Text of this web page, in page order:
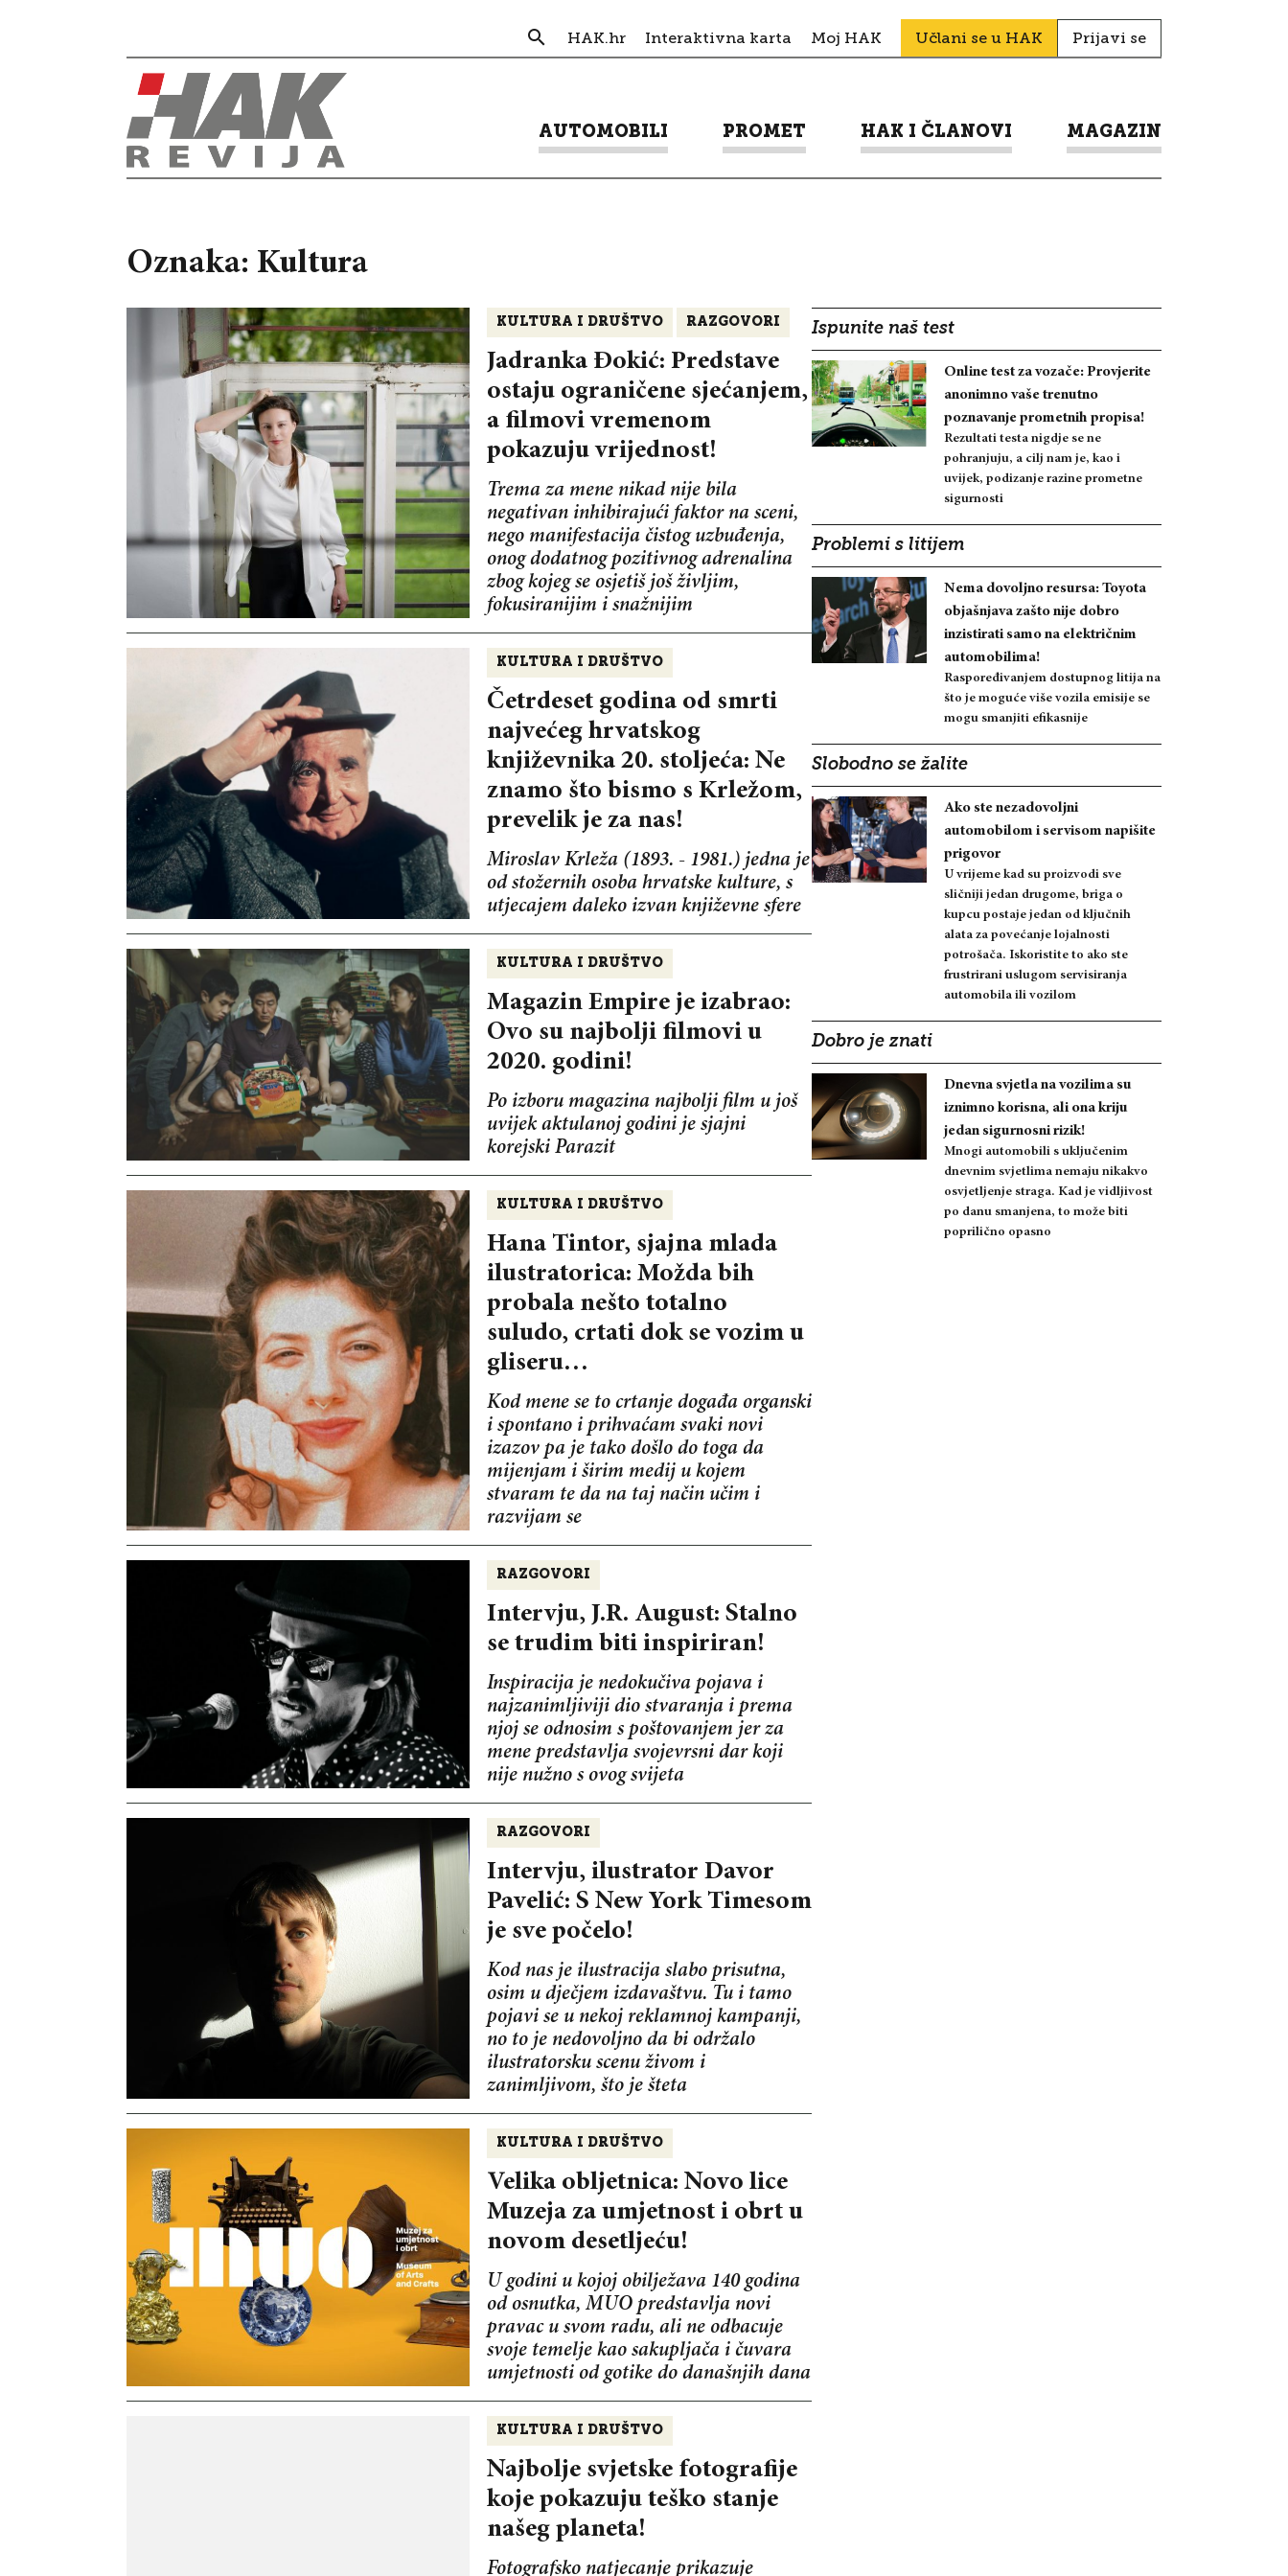
HAK.hr Interaktivna karta Moj HAK Učlani se u HAK Prijavi se
AUTOMOBILI PROMET HAK I ČLANOVI MAGAZIN
Oznaka: Kultura
KULTURA I DRUŠTVO RAZGOVORI
Jadranka Đokić: Predstave
ostaju ograničene sjećanjem,
a filmovi vremenom
pokazuju vrijednost!
Trema za mene nikad nije bila
negativan inhibirajući faktor na sceni,
nego manifestacija čistog uzbuđenja,
onog dodatnog pozitivnog adrenalina
zbog kojeg se osjetiš još življim,
fokusiranijim i snažnijim
KULTURA I DRUŠTVO
Četrdeset godina od smrti
najvećeg hrvatskog
književnika 20. stoljeća: Ne
znamo što bismo s Krležom,
prevelik je za nas!
Miroslav Krleža (1893. - 1981.) jedna je
od stožernih osoba hrvatske kulture, s
utjecajem daleko izvan književne sfere
KULTURA I DRUŠTVO
Magazin Empire je izabrao:
Ovo su najbolji filmovi u
2020. godini!
Po izboru magazina najbolji film u još
uvijek aktulanoj godini je sjajni
korejski Parazit
KULTURA I DRUŠTVO
Hana Tintor, sjajna mlada
ilustratorica: Možda bih
probala nešto totalno
suludo, crtati dok se vozim u
gliseru…
Kod mene se to crtanje događa organski
i spontano i prihvaćam svaki novi
izazov pa je tako došlo do toga da
mijenjam i širim medij u kojem
stvaram te da na taj način učim i
razvijam se
RAZGOVORI
Intervju, J.R. August: Stalno
se trudim biti inspiriran!
Inspiracija je nedokučiva pojava i
najzanimljiviji dio stvaranja i prema
njoj se odnosim s poštovanjem jer za
mene predstavlja svojevrsni dar koji
nije nužno s ovog svijeta
RAZGOVORI
Intervju, ilustrator Davor
Pavelić: S New York Timesom
je sve počelo!
Kod nas je ilustracija slabo prisutna,
osim u dječjem izdavaštvu. Tu i tamo
pojavi se u nekoj reklamnoj kampanji,
no to je nedovoljno da bi održalo
ilustratorsku scenu živom i
zanimljivom, što je šteta
KULTURA I DRUŠTVO
Velika obljetnica: Novo lice
Muzeja za umjetnost i obrt u
novom desetljeću!
U godini u kojoj obilježava 140 godina
od osnutka, MUO predstavlja novi
pravac u svom radu, ali ne odbacuje
svoje temelje kao sakupljača i čuvara
umjetnosti od gotike do današnjih dana
KULTURA I DRUŠTVO
Najbolje svjetske fotografije
koje pokazuju teško stanje
našeg planeta!
Fotografsko natjecanje prikazuje
Ispunite naš test
Online test za vozače: Provjerite
anonimno vaše trenutno
poznavanje prometnih propisa!
Rezultati testa nigdje se ne
pohranjuju, a cilj nam je, kao i
uvijek, podizanje razine prometne
sigurnosti
Problemi s litijem
Nema dovoljno resursa: Toyota
objašnjava zašto nije dobro
inzistirati samo na električnim
automobilima!
Raspoređivanjem dostupnog litija na
što je moguće više vozila emisije se
mogu smanjiti efikasnije
Slobodno se žalite
Ako ste nezadovoljni
automobilom i servisom napišite
prigovor
U vrijeme kad su proizvodi sve
sličniji jedan drugome, briga o
kupcu postaje jedan od ključnih
alata za povećanje lojalnosti
potrošača. Iskoristite to ako ste
frustrirani uslugom servisiranja
automobila ili vozilom
Dobro je znati
Dnevna svjetla na vozilima su
iznimno korisna, ali ona kriju
jedan sigurnosni rizik!
Mnogi automobili s uključenim
dnevnim svjetlima nemaju nikakvo
osvjetljenje straga. Kad je vidljivost
po danu smanjena, to može biti
poprilično opasno